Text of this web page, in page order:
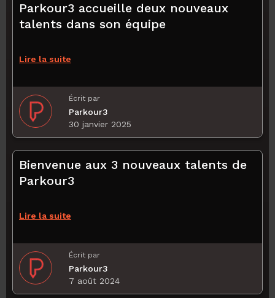
Parkour3 accueille deux nouveaux
talents dans son équipe
Lire la suite
Écrit par
Parkour3
30 janvier 2025
Bienvenue aux 3 nouveaux talents de
Parkour3
Lire la suite
Écrit par
Parkour3
7 août 2024